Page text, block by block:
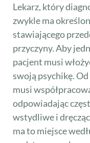
Lekarz, który
zwykle ma
stawiającego
przyczyny. Aby
pacjent musi
swoją psychikę.
musi
odpowiadając
wstydliwe i
ma to miejsce